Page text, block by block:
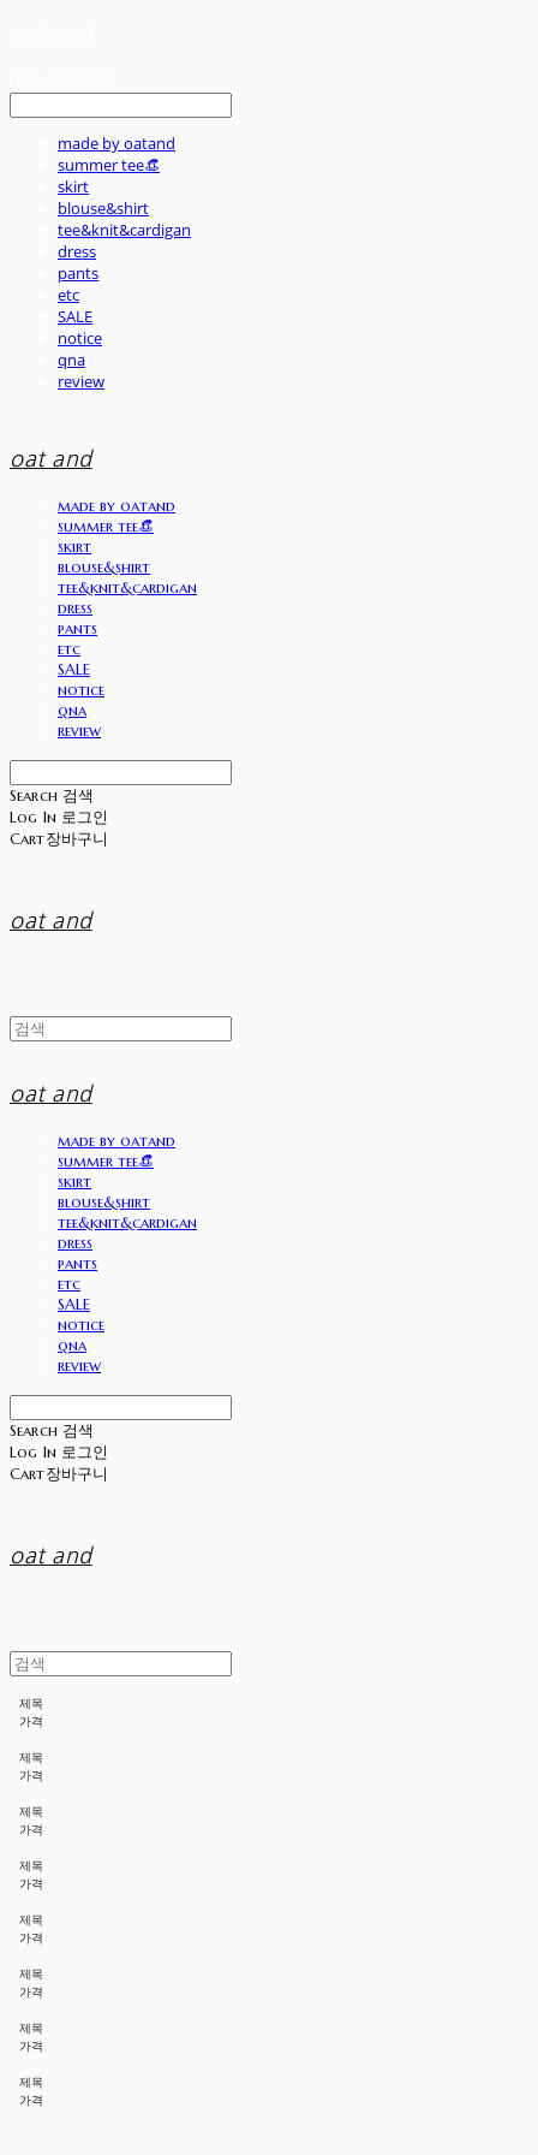
made by oatand
summer tee👒
skirt
blouse&shirt
tee&knit&cardigan
dress
pants
etc
SALE
notice
qna
review
oat and
made by oatand
summer tee👒
skirt
blouse&shirt
tee&knit&cardigan
dress
pants
etc
SALE
notice
qna
review
Search 검색
Log In 로그인
Cart장바구니
oat and
oat and
made by oatand
summer tee👒
skirt
blouse&shirt
tee&knit&cardigan
dress
pants
etc
SALE
notice
qna
review
Search 검색
Log In 로그인
Cart장바구니
oat and
제목
가격
제목
가격
제목
가격
제목
가격
제목
가격
제목
가격
제목
가격
제목
가격